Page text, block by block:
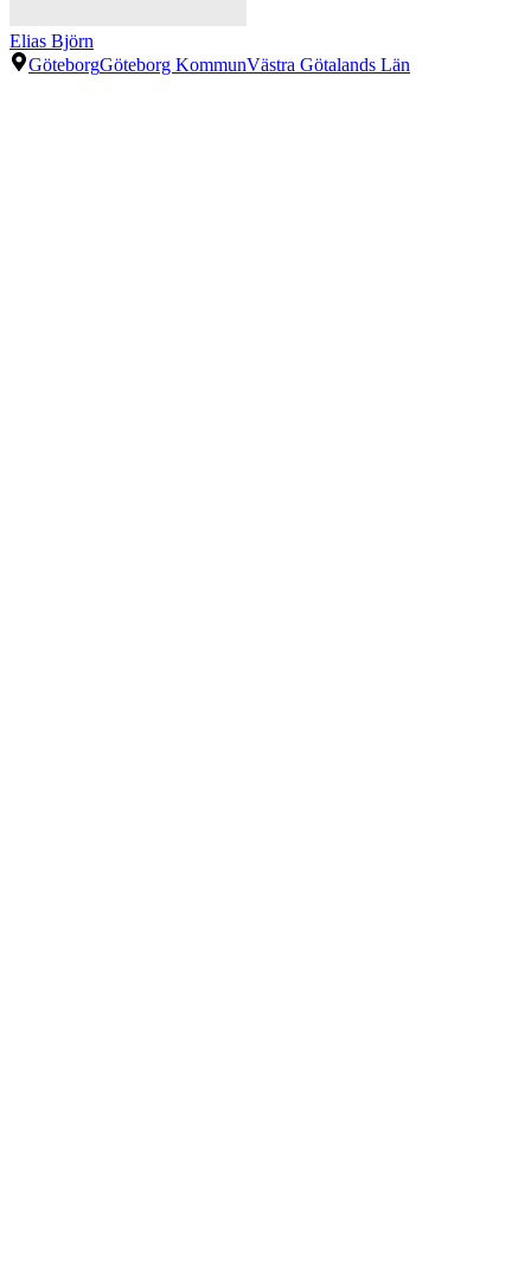
Elias Björn
GöteborgGöteborg KommunVästra Götalands Län